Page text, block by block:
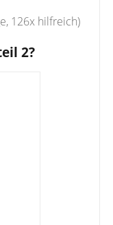
126x hilfreich)
2?